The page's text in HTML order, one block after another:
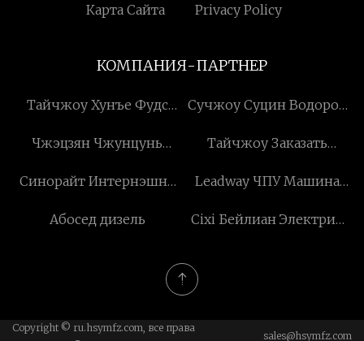
Карта Сайта
Privacy Policy
КОМПАНИЯ-ПАРТНЕР
Тайчжоу Хунъе Фудс
Сучжоу Суцин Водород
с ограниченной
Чжэцзян Чжунцунь
Компания, ООО
Тайчжоу Заказать
Компания, ООО
Синорайт Интернэшнл
Leadway ЧПУ Машина
Абосед дизель
Cixi Бейлиан Электрик
Copyright © ru.hsymfz.com, все права
sales@hsymfz.com